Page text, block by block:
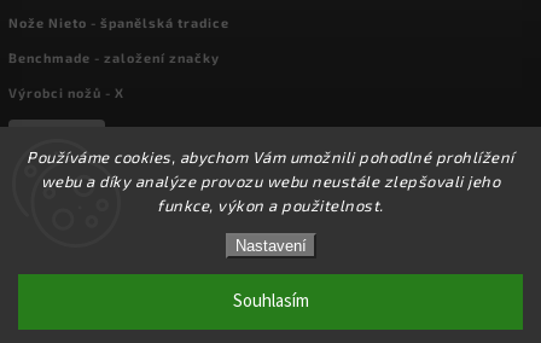
Používáme cookies, abychom Vám umožnili pohodlné prohlížení
webu a díky analýze provozu webu neustále zlepšovali jeho
funkce, výkon a použitelnost.
Nastavení
Souhlasím
☀️Ve dnech 3-14.8 2026 máme zavřeno z důvodu
DOVOLENÉ. Eshop zůstává v provozu, objednávky
budeme zpracovávat v pondělí 17.8.2026. Děkujeme za
pochopení.☀️
Nože Nieto - španělská tradice
Benchmade - založení značky
Výrobci nožů - X
kapesni-noze.cz
Upravit nastavení cookies